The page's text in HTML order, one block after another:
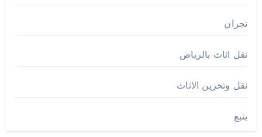
نجران
نقل اثاث بالرياض
نقل وتخزين الاثاث
ينبع